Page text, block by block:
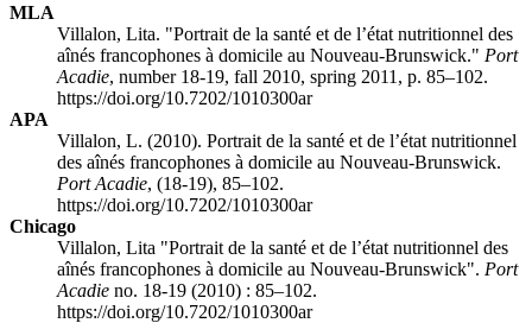
MLA
Villalon, Lita. "Portrait de la santé et de l’état nutritionnel des
aînés francophones à domicile au Nouveau-Brunswick." Port
Acadie, number 18-19, fall 2010, spring 2011, p. 85–102.
https://doi.org/10.7202/1010300ar
APA
Villalon, L. (2010). Portrait de la santé et de l’état nutritionnel
des aînés francophones à domicile au Nouveau-Brunswick.
Port Acadie, (18-19), 85–102.
https://doi.org/10.7202/1010300ar
Chicago
Villalon, Lita "Portrait de la santé et de l’état nutritionnel des
aînés francophones à domicile au Nouveau-Brunswick". Port
Acadie no. 18-19 (2010) : 85–102.
https://doi.org/10.7202/1010300ar